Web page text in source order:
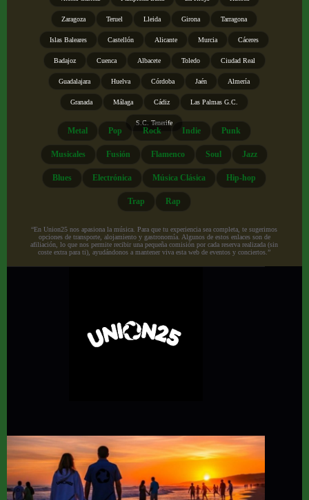
Zaragoza Teruel Lleida Girona Tarragona
Islas Baleares Castellón Alicante Murcia Cáceres
Badajoz Cuenca Albacete Toledo Ciudad Real
Guadalajara Huelva Córdoba Jaén Almería
Granada Málaga Cádiz Las Palmas G.C.
S.C. Tenerife
Metal Pop Rock Indie Punk
Musicales Fusión Flamenco Soul Jazz
Blues Electrónica Música Clásica Hip-hop
Trap Rap
“En Union25 nos apasiona la música. Para que tu experiencia sea completa, te sugerimos
opciones de transporte, alojamiento y gastronomía. Algunos de estos enlaces son de
afiliación, lo que nos permite recibir una pequeña comisión por cada reserva realizada (sin
coste extra para ti), ayudándonos a mantener viva esta web de eventos y conciertos.”